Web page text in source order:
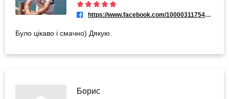
https://www.facebook.com/100003117541722
Було цікаво і смачно) Дякую.
Борис